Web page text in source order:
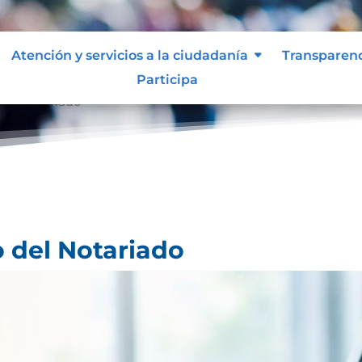
Atención y servicios a la ciudadanía
Participa
Notariado
del Notariado